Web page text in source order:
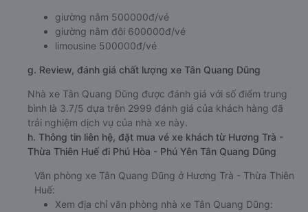
giường nằm 500000đ/vé
giường nằm đôi 600000đ/vé
limousine 500000đ/vé
g. Review, đánh giá chất lượng xe Tân Quang Dũng
Nhà xe Tân Quang Dũng được đánh giá với số điểm trung
bình là 3.7/5 dựa trên 2999 đánh giá của khách hàng đã
trải nghiệm dịch vụ của nhà xe này.
h. Thông tin liên hệ, đặt mua vé xe khách từ Hương Trà -
Thừa Thiên Huế đi Phú Hòa - Phú Yên Tân Quang Dũng
Văn phòng xe Tân Quang Dũng ở Hương Trà - Thừa Thiên
Huế:
Xem địa chỉ văn phòng nhà xe Tân Quang Dũng: